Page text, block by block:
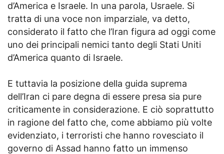
d’America e Israele. In una parola, Usraele. Si
tratta di una voce non imparziale, va detto,
considerato il fatto che l’Iran figura ad oggi come
uno dei principali nemici tanto degli Stati Uniti
d’America quanto di Israele.
E tuttavia la posizione della guida suprema
dell’Iran ci pare degna di essere presa sia pure
criticamente in considerazione. E ciò soprattutto
in ragione del fatto che, come abbiamo più volte
evidenziato, i terroristi che hanno rovesciato il
governo di Assad hanno fatto un immenso